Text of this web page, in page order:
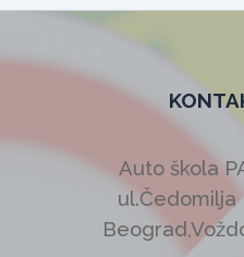
Auto škola
ul.Čedomilja